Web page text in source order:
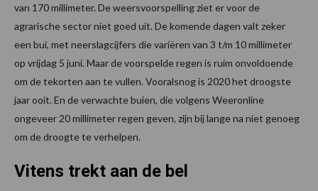
van 170 millimeter. De weersvoorspelling ziet er voor de
agrarische sector niet goed uit. De komende dagen valt zeker
een bui, met neerslagcijfers die variëren van 3 t/m 10 millimeter
op vrijdag 5 juni. Maar de voorspelde regen is ruim onvoldoende
om de tekorten aan te vullen. Vooralsnog is 2020 het droogste
jaar ooit. En de verwachte buien, die volgens Weeronline
ongeveer 20 millimeter regen geven, zijn bij lange na niet genoeg
om de droogte te verhelpen.
Vitens trekt aan de bel